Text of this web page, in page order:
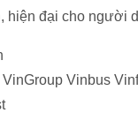
hiện đại cho người
VinGroup Vinbus